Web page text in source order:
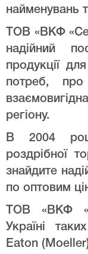
найменувань
ТОВ «ВКФ
надійний
продукції
потреб,
регіону.
В 2004
роздрібної
знайдите
по оптовим
ТОВ «ВКФ
Україні
Eaton